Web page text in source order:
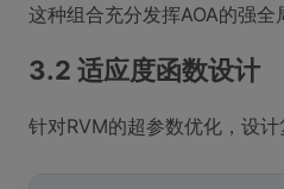
这种组合充分发挥AOA的强
3.2 适应度函数设计
针对RVM的超参数优化，设计